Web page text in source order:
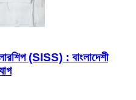
(SISS) : বাংলাদেশী